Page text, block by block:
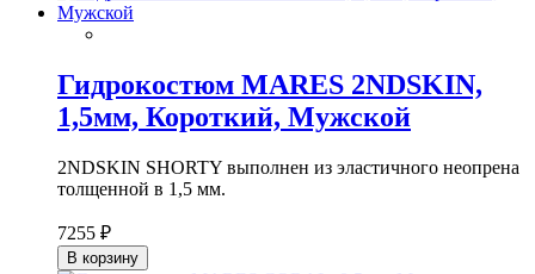
Гидрокостюм MARES 2NDSKIN,
1,5мм, Короткий, Мужской
2NDSKIN SHORTY выполнен из эластичного неопрена
толщенной в 1,5 мм.
7255 ₽
В корзину